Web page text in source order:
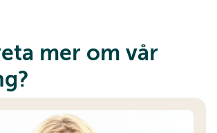
mer om vår